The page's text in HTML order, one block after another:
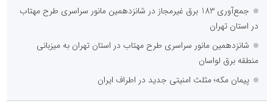
جمع‌آوری 183 برق غیرمجاز در شانزدهمین مانور سراسری طرح مهتاب
در استان تهران
شانزدهمین مانور سراسری طرح مهتاب در استان تهران به میزبانی
منطقه برق لواسان
پیمان مکه؛ مثلث امنیتی جدید در اطراف ایران